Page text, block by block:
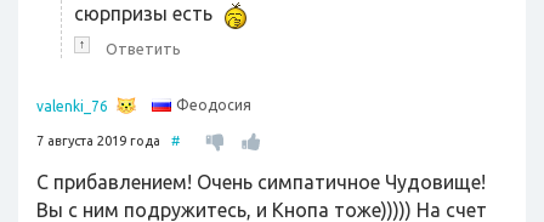
сюрпризы есть
↑ Ответить
valenki_76 Феодосия
7 августа 2019 года #
С прибавлением! Очень симпатичное Чудовище!
Вы с ним подружитесь, и Кнопа тоже))))) На счет